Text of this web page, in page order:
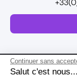
Continuer sans
Salut c'est nous...